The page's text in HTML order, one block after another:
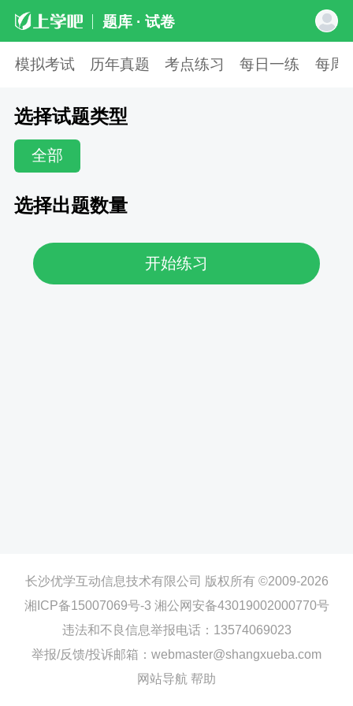
题库 · 试卷
模拟考试 历年真题 考点练习 每日一练 每周
选择试题类型
全部
选择出题数量
开始练习
长沙优学互动信息技术有限公司 版权所有 ©2009-2026
湘ICP备15007069号-3 湘公网安备43019002000770号
违法和不良信息举报电话：13574069023
举报/反馈/投诉邮箱：webmaster@shangxueba.com
网站导航 帮助